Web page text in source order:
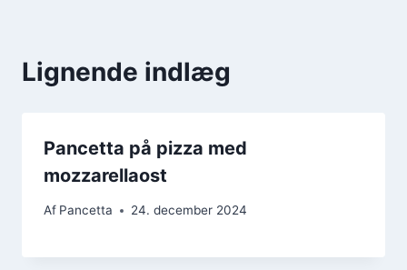
Lignende indlæg
Pancetta på pizza med
mozzarellaost
Af Pancetta 24. december 2024